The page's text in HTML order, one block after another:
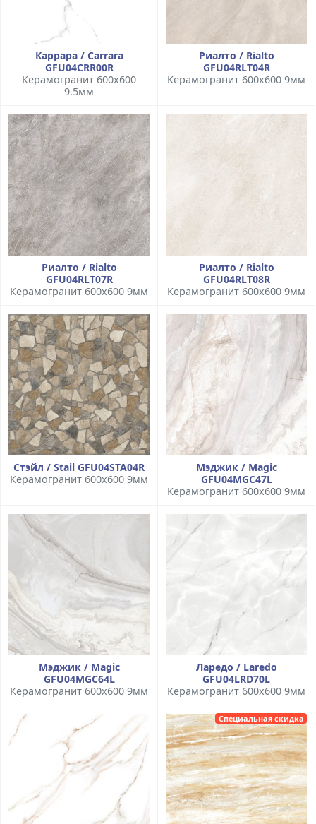
Каррара / Carrara
GFU04CRR00R
Керамогранит 600x600
9.5мм
Риалто / Rialto
GFU04RLT04R
Керамогранит 600x600 9мм
Риалто / Rialto
GFU04RLT07R
Керамогранит 600x600 9мм
Риалто / Rialto
GFU04RLT08R
Керамогранит 600x600 9мм
Стэйл / Stail GFU04STA04R
Керамогранит 600x600 9мм
Мэджик / Magic
GFU04MGC47L
Керамогранит 600x600 9мм
Мэджик / Magic
GFU04MGC64L
Керамогранит 600x600 9мм
Ларедо / Laredo
GFU04LRD70L
Керамогранит 600x600 9мм
Специальная скидка